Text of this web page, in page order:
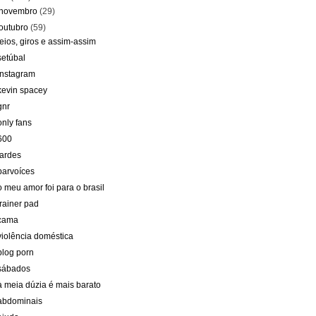
(29)
(59)
giros e assim-assim
spacey
fans
meu amor foi para o brasil
pad
doméstica
porn
meia dúzia é mais barato